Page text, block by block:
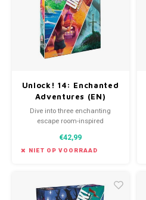
Unlock! 14: Enchanted
Adventures (EN)
Dive into three enchanting
escape room-inspired
€42,99
NIET OP VOORRAAD